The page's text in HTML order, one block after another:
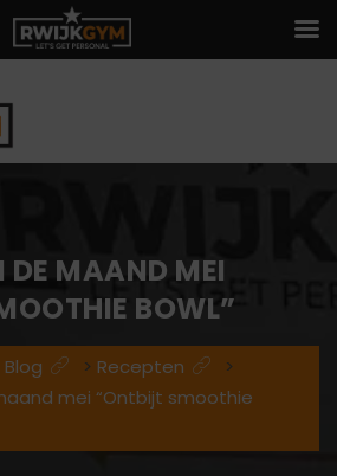
DE MAAND MEI
BOWL”
Blog > Recepten
>
mei “Ontbijt smoothie